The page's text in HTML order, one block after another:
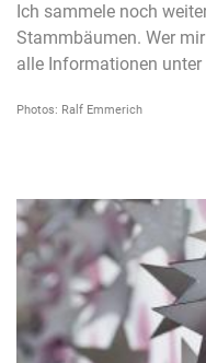
Ich sammele noch
Stammbäumen. Wer
alle Informationen unter
Photos: Ralf Emmerich